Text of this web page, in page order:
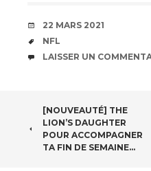
DATE
22 MARS 2021
ÉTIQUETTES
NFL
COMMENTAIRES
LAISSER UN
DES
[NOUVEAUTÉ] THE
LION’S DAUGHTER
POUR ACCOMPAGNER
TA FIN DE SEMAINE…